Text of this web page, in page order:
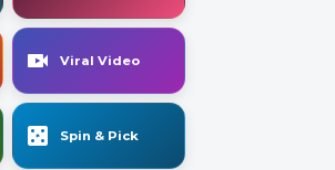
Viral Video
Spin & Pick